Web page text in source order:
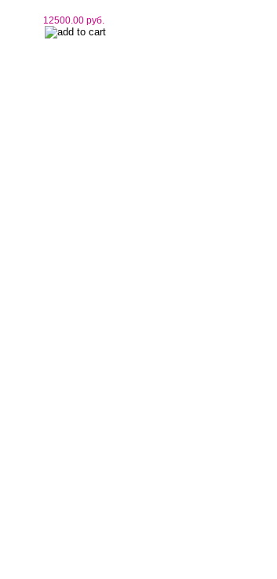
12500.00 руб.